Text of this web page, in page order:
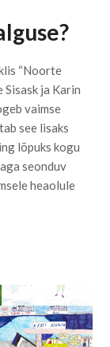
“Noorte
ja Karin
vaimse
see lisaks
lõpuks kogu
seonduv
heaolule